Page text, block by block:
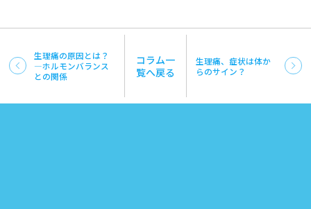
生理痛の原因とは？
—ホルモンバランス
との関係
コラム一
覧へ戻る
生理痛、症状は体か
らのサイン？